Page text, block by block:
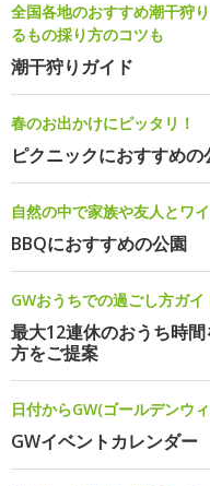
全国各地のおすすめ潮干狩
るもの採り方のコツも
潮干狩りガイド
春のお出かけにピッタリ！
ピクニックにおすすめの
自然の中で家族や友人とワ
BBQにおすすめの公園
GWおうちでの過ごし方ガイ
最大12連休のおうち時
方をご提案
日付からGW(ゴールデンウ
GWイベントカレンダー